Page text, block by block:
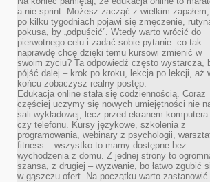
a nie sprint. Możesz zacząć z wielkim
po kilku tygodniach pojawi się zmęczenie,
pokusa, by „odpuścić”. Wtedy warto wrócić do
pierwotnego celu i zadać sobie pytanie: co tak
naprawdę chcę dzięki temu kursowi zmienić w
swoim życiu? Ta odpowiedź często wystarcza,
pójść dalej – krok po kroku, lekcja po lekcji, aż
końcu zobaczysz realny postęp.
Edukacja online stała się codziennością. Coraz
częściej uczymy się nowych umiejętności nie
sali wykładowej, lecz przed ekranem komputera
czy telefonu. Kursy językowe, szkolenia z
programowania, webinary z psychologii,
fitness – wszystko to mamy dostępne bez
wychodzenia z domu. Z jednej strony to
szansa, z drugiej – wyzwanie, bo łatwo zgubić
w gąszczu ofert. Na początku warto zastanowić